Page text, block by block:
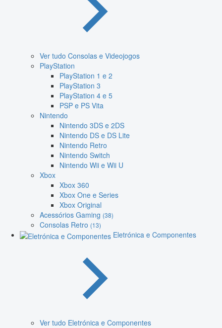
Ver tudo Consolas e Videojogos
PlayStation
PlayStation 1 e 2
PlayStation 3
PlayStation 4 e 5
PSP e PS Vita
Nintendo
Nintendo 3DS e 2DS
Nintendo DS e DS Lite
Nintendo Retro
Nintendo Switch
Nintendo Wii e Wii U
Xbox
Xbox 360
Xbox One e Series
Xbox Original
Acessórios Gaming (38)
Consolas Retro (13)
Eletrónica e Componentes
Ver tudo Eletrónica e Componentes